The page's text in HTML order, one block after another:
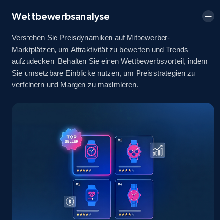
eBay
URL, Product id, Title, Seller name, Seller rating,
Seller reviews, Breadcrumbs, Root category, and
eBay - Gather data on products using
specified keywords
URL, Product id, Title, Seller name, Seller rating,
Seller reviews, Breadcrumbs, Root category, and
Wettbewerbsanalyse
Verstehen Sie Preisdynamiken auf Mitbewerber-
Marktplätzen, um Attraktivität zu bewerten und Trends
aufzudecken. Behalten Sie einen Wettbewerbsvorteil, indem
Sie umsetzbare Einblicke nutzen, um Preisstrategien zu
verfeinern und Margen zu maximieren.